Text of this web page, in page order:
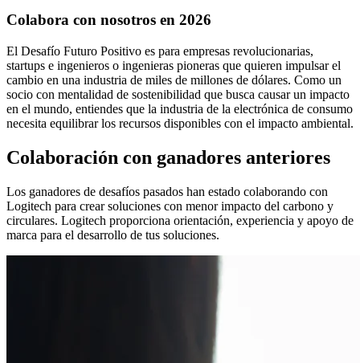
Colabora con nosotros en 2026
El Desafío Futuro Positivo es para empresas revolucionarias,
startups e ingenieros o ingenieras pioneras que quieren impulsar el
cambio en una industria de miles de millones de dólares. Como un
socio con mentalidad de sostenibilidad que busca causar un impacto
en el mundo, entiendes que la industria de la electrónica de consumo
necesita equilibrar los recursos disponibles con el impacto ambiental.
Colaboración con ganadores anteriores
Los ganadores de desafíos pasados han estado colaborando con
Logitech para crear soluciones con menor impacto del carbono y
circulares. Logitech proporciona orientación, experiencia y apoyo de
marca para el desarrollo de tus soluciones.